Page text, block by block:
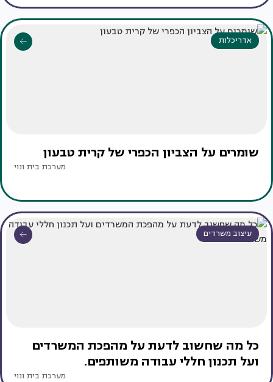
אדריכלות
שומרים על הצביון הכפרי של קרית טבעון
מערכת בית ונוי
עיצוב משרדים
כל מה שחשוב לדעת על מהפכת המשרדים
ועל תכנון חללי עבודה משותפים.
מערכת בית ונוי